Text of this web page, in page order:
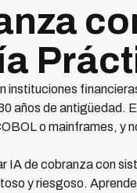
instituciones
años de antigüedad.
o mainframes, y
de cobranza con
y riesgoso.